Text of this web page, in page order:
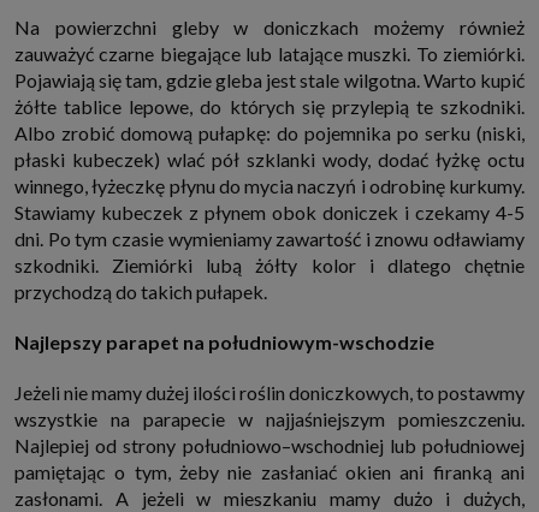
przeniesienia danych, wyrażenia sprzeciwu wobec przetwarzania danych
oraz prawo do wniesienia skargi do organu nadzorczego, którym w Polsce
jest Prezes Urzędu Ochrony Danych Osobowych.Pod tym adresem
znajdziesz dodatkowe informacje dotyczące przetwarzania danych i
Twoich uprawnień.
Na powierzchni gleby w doniczkach możemy również
zauważyć czarne biegające lub latające muszki. To ziemiórki.
Pojawiają się tam, gdzie gleba jest stale wilgotna. Warto kupić
żółte tablice lepowe, do których się przylepią te szkodniki.
Albo zrobić domową pułapkę: do pojemnika po serku (niski,
płaski kubeczek) wlać pół szklanki wody, dodać łyżkę octu
winnego, łyżeczkę płynu do mycia naczyń i odrobinę kurkumy.
Stawiamy kubeczek z płynem obok doniczek i czekamy 4-5
dni. Po tym czasie wymieniamy zawartość i znowu odławiamy
szkodniki. Ziemiórki lubą żółty kolor i dlatego chętnie
przychodzą do takich pułapek.
Najlepszy parapet na południowym-wschodzie
Jeżeli nie mamy dużej ilości roślin doniczkowych, to postawmy
wszystkie na parapecie w najjaśniejszym pomieszczeniu.
Najlepiej od strony południowo–wschodniej lub południowej
pamiętając o tym, żeby nie zasłaniać okien ani firanką ani
zasłonami. A jeżeli w mieszkaniu mamy dużo i dużych,